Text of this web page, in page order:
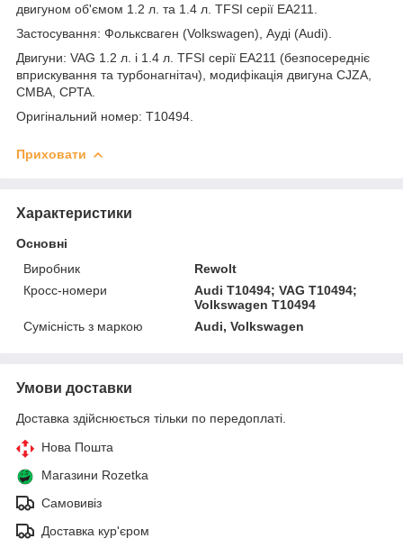
двигуном об'ємом 1.2 л. та 1.4 л. TFSI серії EA211.
Застосування: Фольксваген (Volkswagen), Ауді (Audi).
Двигуни: VAG 1.2 л. і 1.4 л. TFSI серії EA211 (безпосередніє
вприскування та турбонагнітач), модифікація двигуна CJZA,
CMBA, CPTA.
Оригінальний номер: T10494.
Приховати
Характеристики
Основні
Виробник
Rewolt
Кросс-номери
Audi T10494; VAG T10494;
Volkswagen T10494
Сумісність з маркою
Audi, Volkswagen
Умови доставки
Доставка здійснюється тільки по передоплаті.
Нова Пошта
Магазини Rozetka
Самовивіз
Доставка кур'єром